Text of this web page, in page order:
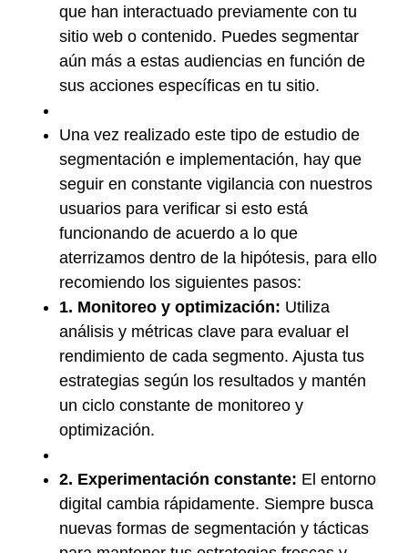
que han interactuado previamente con tu
sitio web o contenido. Puedes segmentar
aún más a estas audiencias en función de
sus acciones específicas en tu sitio.
Una vez realizado este tipo de estudio de
segmentación e implementación, hay que
seguir en constante vigilancia con nuestros
usuarios para verificar si esto está
funcionando de acuerdo a lo que
aterrizamos dentro de la hipótesis, para ello
recomiendo los siguientes pasos:
1. Monitoreo y optimización: Utiliza
análisis y métricas clave para evaluar el
rendimiento de cada segmento. Ajusta tus
estrategias según los resultados y mantén
un ciclo constante de monitoreo y
optimización.
2. Experimentación constante: El entorno
digital cambia rápidamente. Siempre busca
nuevas formas de segmentación y tácticas